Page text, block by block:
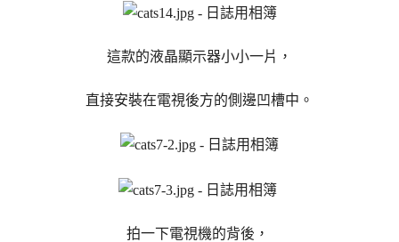
這款的液晶顯示器小小一片，
直接安裝在電視後方的側邊凹槽中。
拍一下電視機的背後，